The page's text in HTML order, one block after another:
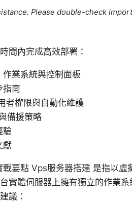
Please double-check
間內完成高效部署：
業系統與控制面板
指南
者權限與自動化維護
備援策略
驗
獻
要點 Vps服务器搭建 是指以虛
實體伺服器上擁有獨立的作業
議：